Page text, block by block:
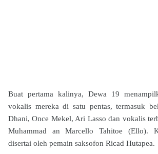
Buat pertama kalinya, Dewa 19
vokalis mereka di satu pentas, termasuk
Dhani, Once Mekel, Ari Lasso dan vokalis
Muhammad an Marcello Tahitoe (Ello).
disertai oleh pemain saksofon Ricad Hutapea.